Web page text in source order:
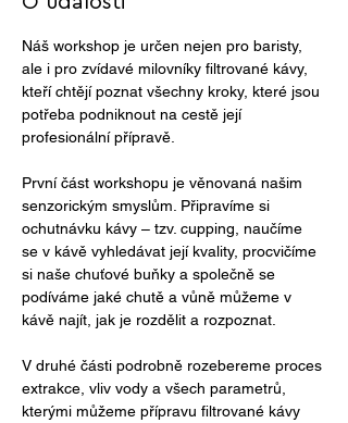
Náš workshop je určen nejen pro baristy,
ale i pro zvídavé milovníky filtrované kávy,
kteří chtějí poznat všechny kroky, které jsou
potřeba podniknout na cestě její
profesionální přípravě.
První část workshopu je věnovaná našim
senzorickým smyslům. Připravíme si
ochutnávku kávy – tzv. cupping, naučíme
se v kávě vyhledávat její kvality, procvičíme
si naše chuťové buňky a společně se
podíváme jaké chutě a vůně můžeme v
kávě najít, jak je rozdělit a rozpoznat.
V druhé části podrobně rozebereme proces
extrakce, vliv vody a všech parametrů,
kterými můžeme přípravu filtrované kávy